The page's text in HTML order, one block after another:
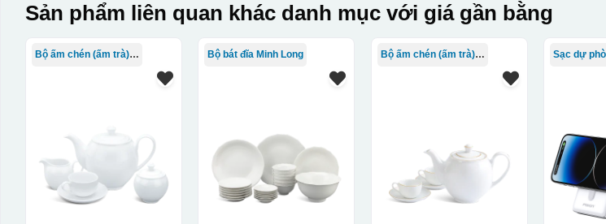
Sản phẩm liên quan khác danh mục với giá gần bằng
Bộ ấm chén (ấm trà) in logo Bộ bát đĩa Minh Long Bộ ấm chén (ấm trà) in logo Sạc dự